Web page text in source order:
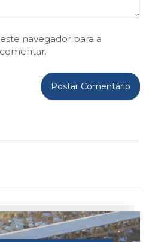
navegador para a